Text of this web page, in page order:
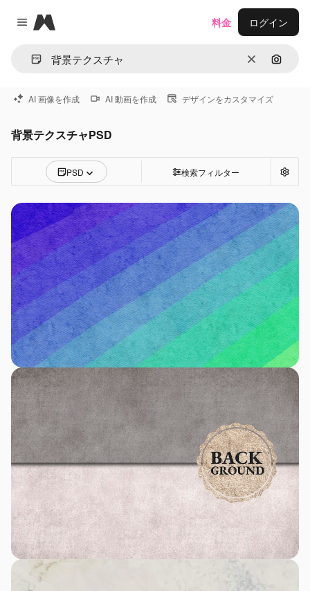
Close menu
Magnific
消去 画像で
料金 ログイン
AI 画像を作成 AI 動画を作成 デザインをカスタマイズ
背景テクスチャPSD
PSD 検索フィルター